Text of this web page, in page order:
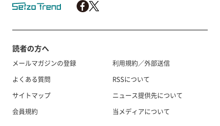
読者の方へ
メールマガジンの登録
よくある質問
サイトマップ
会員規約
利用規約／外部送信
RSSについて
ニュース提供先について
当メディアについて